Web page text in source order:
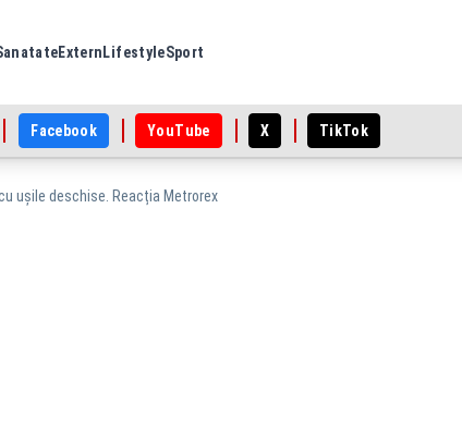
Extern LifestyleSport
Facebook YouTube X TikTok
ușile deschise. Reacția Metrorex